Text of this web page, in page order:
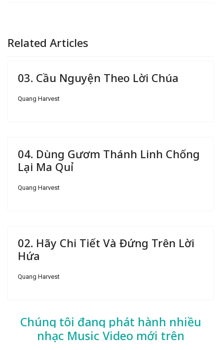
Related Articles
03. Cầu Nguyện Theo Lời Chúa
Quang Harvest
04. Dùng Gươm Thánh Linh Chống
Lại Ma Quỉ
Quang Harvest
02. Hãy Chi Tiết Và Đứng Trên Lời
Hứa
Quang Harvest
Chúng tôi đang phát hành nhiều
nhạc Music Video mới trên